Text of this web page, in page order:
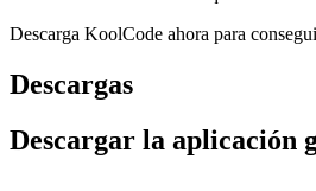
Descarga KoolCode ahora para
Descargas
Descargar la aplicación